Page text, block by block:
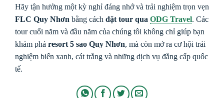
Hãy tận hưởng một kỳ nghỉ đáng nhớ và trải nghiệm trọn vẹn
FLC Quy Nhơn bằng cách đặt tour qua ODG Travel. Các
tour cuối năm và đầu năm của chúng tôi không chỉ giúp bạn
khám phá resort 5 sao Quy Nhơn, mà còn mở ra cơ hội trải
nghiệm biển xanh, cát trắng và những dịch vụ đẳng cấp quốc
tế.